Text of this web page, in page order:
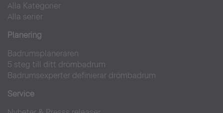
Alla Kategorier
Alla serier
Planering
Badrumsplaneraren
5 steg till ditt drömbadrum
Badrumsexperter definierar drömbadrum
Service